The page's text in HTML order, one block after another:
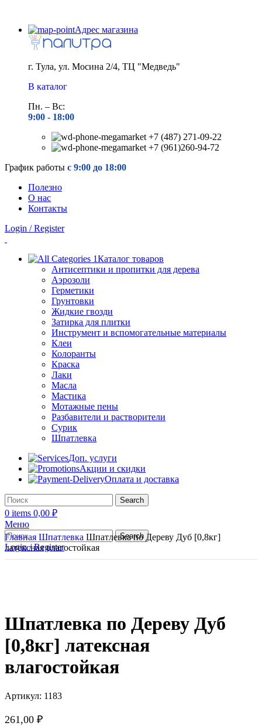
Адрес магазина
г. Тула, ул. Мосина 2/4, ТЦ "Медведь"
В каталог
Пн. – Вс:
9:00 - 18:00
+7 (487) 271-09-22
+7 (961)260-94-72
График работы с 9:00 до 18:00
Полезно
О нас
Контакты
Login / Register
Каталог товаров
Антисептики и пропитки для дерева
Аэрозоли
Герметики
Грунтовки
Жидкие гвозди
Затирка для плитки
Инструмент и вспомогательные материалы
Клеи
Колоранты
Краска
Лаки
Масла
Мастика
Мотажные пены
Разбавители и растворители
Сурик
Шпатлевка
Доп. услуги
Акции и скидки
Оплата и доставка
Search
0 items 0,00 ₽
Меню
Search
Login / Register
Главная Шпатлевка Шпатлевка по Дереву Дуб [0,8кг]
латексная влагостойкая
Шпатлевка по Дереву Дуб
[0,8кг] латексная
влагостойкая
Артикул: 1183
261,00 ₽